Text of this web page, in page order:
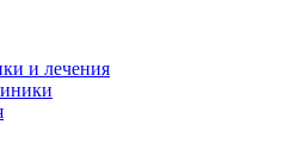
и лечения